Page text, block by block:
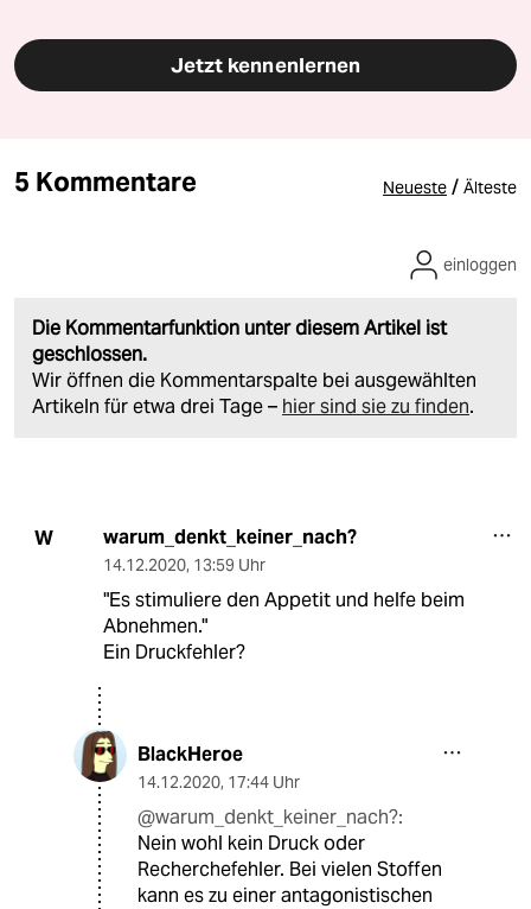
Jetzt kennenlernen
5 Kommentare Neueste / Älteste
Die Kommentarfunktion unter diesem Artikel ist
geschlossen.
Wir öffnen die Kommentarspalte bei ausgewählten
Artikeln für etwa drei Tage – hier sind sie zu finden.
einloggen
W warum_denkt_keiner_nach?
14.12.2020, 13:59 Uhr
"Es stimuliere den Appetit und helfe beim
Abnehmen."
Ein Druckfehler?
BlackHeroe
14.12.2020, 17:44 Uhr
@warum_denkt_keiner_nach?:
Nein wohl kein Druck oder
Recherchefehler. Bei vielen Stoffen
kann es zu einer antagonistischen